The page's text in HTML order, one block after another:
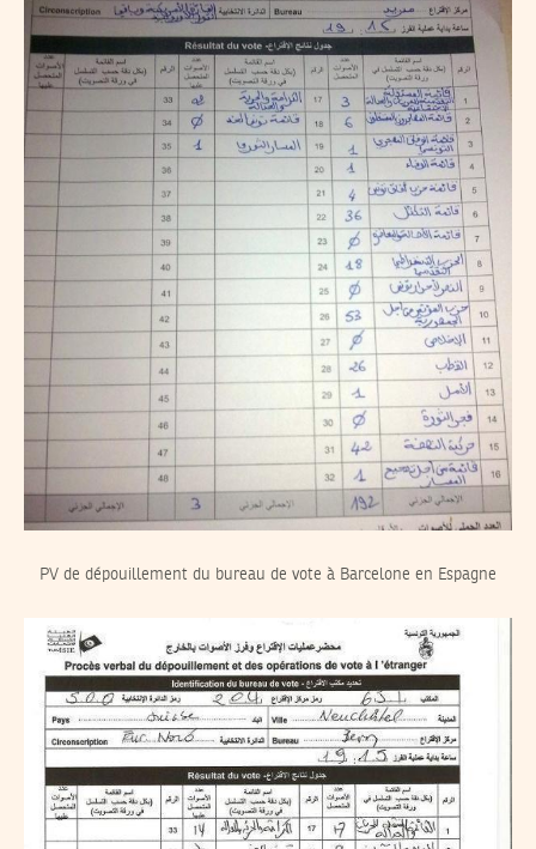
PV de dépouillement du bureau de vote à Barcelone en Espagne